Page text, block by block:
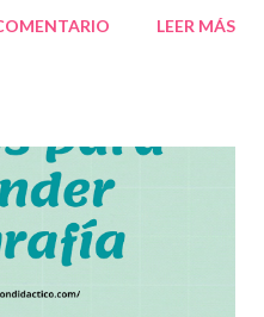
estos increíbles cuentos de
de otras con las que
Esperamos que estos
técnicas y para que el
y la escritura
gran entusiasmo a los
LEER MÁS